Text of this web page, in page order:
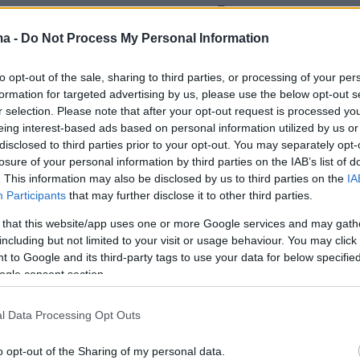
- Do Not Process My Personal Information
opt-out of the sale, sharing to third parties, or processing of your
for targeted advertising by us, please use the below opt-out
selection. Please note that after your opt-out request is processed
interest-based ads based on personal information utilized by us
to third parties prior to your opt-out. You may separately
of your personal information by third parties on the IAB’s list of
This information may also be disclosed by us to third parties on the
Participants that may further disclose it to other third parties.
that this website/app uses one or more Google services and may
but not limited to your visit or usage behaviour. You may
to Google and its third-party tags to use your data for below
consent section.
Data Processing Opt Outs
opt-out of the Sharing of my personal data.
Ωστόσο, όσα ανέφερε δεν φάνηκαν
γι’ αυτό φρόντισαν να τον απομακρύνουν από
πληροφορίες του protothema.gr, η
έφερεμώλωπεςστο πρόσωπο, χτυπήματα στα
σε διάφορα σημεία του σώματός της. Το
ο σύζυγός της είχε απομακρυνθεί από το
πως της έδωσε τη δύναμη να
στις εργαζόμενες τι πραγματικά είχε συμβεί.
ποιον εννοούσε λέγοντας «θεριό»
σύζυγό της. Από την άλλη όμως όταν ο
στον ίδιο χώρο μαζί της, η
λόγω αστάθειας.